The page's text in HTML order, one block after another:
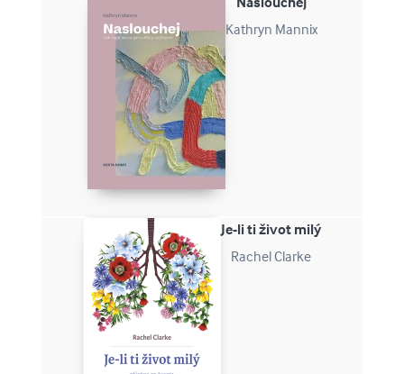
Kathryn Mannix
Je-li ti život milý
Rachel Clarke